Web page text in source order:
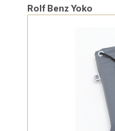
Produktgalerie
Rolf Benz Yoko